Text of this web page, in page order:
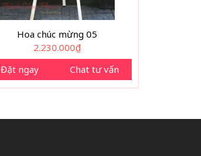
Hoa chúc mừng 05
2.230.000₫
Đặt ngay
Chat tư vấn